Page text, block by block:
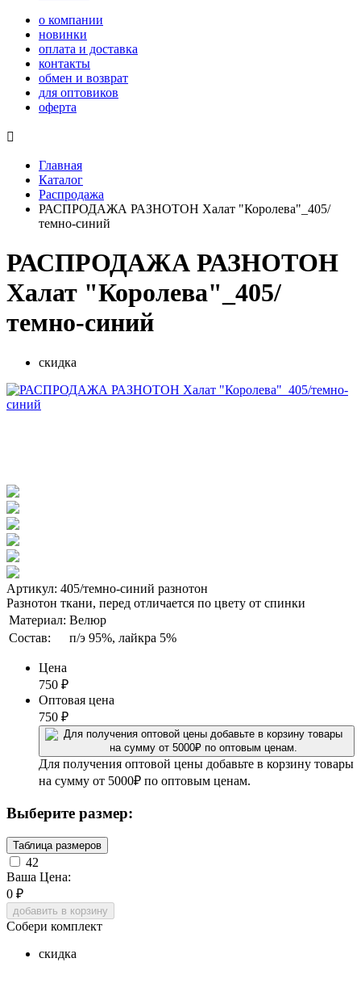
о компании
новинки
оплата и доставка
контакты
обмен и возврат
для оптовиков
оферта

Главная
Каталог
Распродажа
РАСПРОДАЖА РАЗНОТОН Халат "Королева"_405/
темно-синий
РАСПРОДАЖА РАЗНОТОН
Халат "Королева"_405/
темно-синий
скидка
Артикул: 405/темно-синий разнотон
Разнотон ткани, перед отличается по цвету от спинки
Материал: Велюр
Состав:
п/э 95%, лайкра 5%
Цена
750 ₽
Оптовая цена
750 ₽
Для получения оптовой цены добавьте в корзину товары
на сумму от 5000₽ по оптовым ценам.
Выберите размер:
Таблица размеров
42
Ваша Цена:
0 ₽
добавить в корзину
Собери комплект
скидка